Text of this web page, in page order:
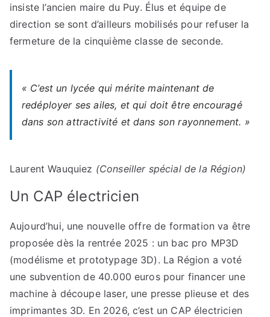
insiste l’ancien maire du Puy. Élus et équipe de
direction se sont d’ailleurs mobilisés pour refuser la
fermeture de la cinquième classe de seconde.
« C’est un lycée qui mérite maintenant de
redéployer ses ailes, et qui doit être encouragé
dans son attractivité et dans son rayonnement. »
Laurent Wauquiez (Conseiller spécial de la Région)
Un CAP électricien
Aujourd’hui, une nouvelle offre de formation va être
proposée dès la rentrée 2025 : un bac pro MP3D
(modélisme et prototypage 3D). La Région a voté
une subvention de 40.000 euros pour financer une
machine à découpe laser, une presse plieuse et des
imprimantes 3D. En 2026, c’est un CAP électricien